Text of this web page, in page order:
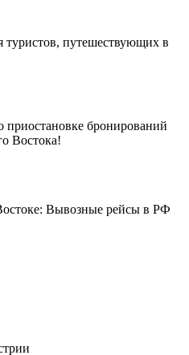
путешествующих в
бронирований
Востока!
Вывозные рейсы в РФ